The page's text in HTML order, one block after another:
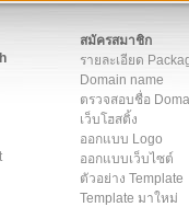
สมัครสมาชิก
รายละเอียด
Domain name
ตรวจสอบชื่อ
เว็บโฮสติ้ง
ออกแบบ Logo
ออกแบบเว็บไซต์
ตัวอย่าง Template
Template มาใหม่